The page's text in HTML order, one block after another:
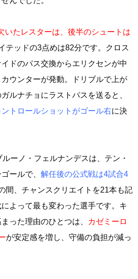
いたレスターは、後半のシュートは
テッドの3点めは82分です。クロス
ドのパス交換からエリクセンが中
ウンターが発動。ドリブルで上が
ルナチョにラストパスを送ると、
トロールショットがゴール右に決
ーノ・フェルナンデスは、テン・
ールで、 解任後の公式戦は4試合4
間、チャンスクリエイトを21本も記
よって最も変わった選手です。キ
った理由のひとつは、
カゼミーロ
が安定感を増し、守備の負担が減っ